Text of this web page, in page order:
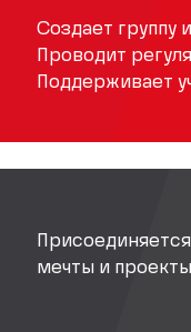
Создает группу
Проводит
Поддерживает
мечты и